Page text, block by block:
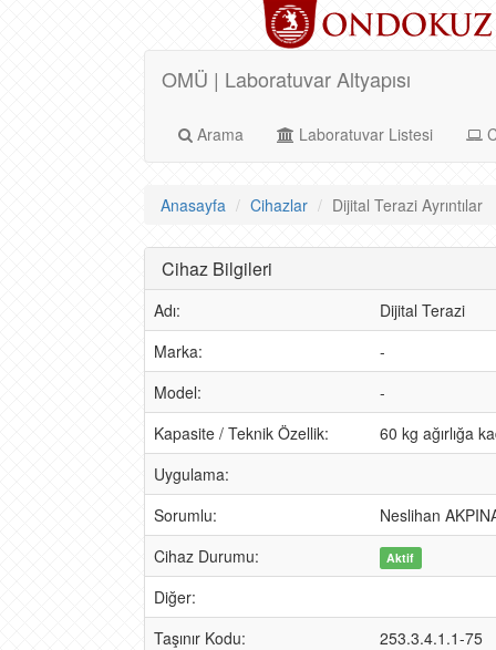
OMÜ | Laboratuvar Altyapısı
Arama Laboratuvar Listesi
Anasayfa Cihazlar Dijital Terazi Ayrıntılar
Cihaz Bilgileri
Adı:
Dijital Terazi
Marka:
-
Model:
-
Kapasite / Teknik Özellik:
60 kg ağırlığa
Uygulama:
Sorumlu:
Neslihan
Cihaz Durumu:
Aktif
Diğer:
Taşınır Kodu:
253.3.4.1.1-75